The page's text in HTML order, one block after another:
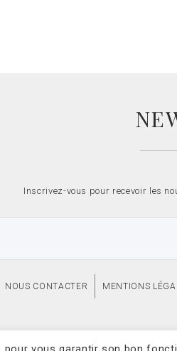
Inscrivez-vous pour recevoir les
NOUS CONTACTER MENTIONS